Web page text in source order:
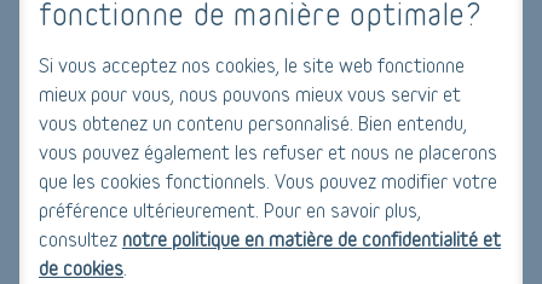
fonctionne de manière optimale?
Si vous acceptez nos cookies, le site web fonctionne
mieux pour vous, nous pouvons mieux vous servir et
vous obtenez un contenu personnalisé. Bien entendu,
vous pouvez également les refuser et nous ne placerons
que les cookies fonctionnels. Vous pouvez modifier votre
préférence ultérieurement. Pour en savoir plus,
consultez notre politique en matière de confidentialité et
de cookies
Borne de recharge pour voiture électrique
Avec l'essor des voitures électriques, la maison du futur
comprendra une borne de recharge dédiée.
Facilité d'utilisation : rechargez votre véhicule à la
maison.
Écologique : soutient la transition vers une mobilité plus
propre.